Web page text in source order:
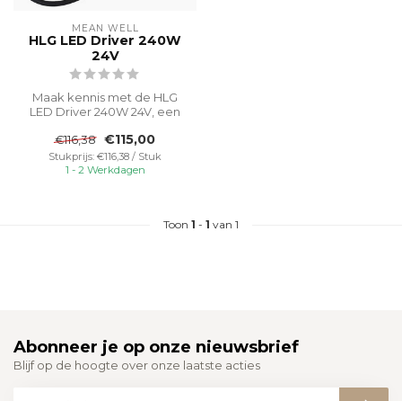
MEAN WELL
HLG LED Driver 240W
24V
Maak kennis met de HLG
LED Driver 240W 24V, een
stroomo...
€116,38 €115,00
Stukprijs: €116,38 / Stuk
1 - 2 Werkdagen
Toon 1 - 1 van 1
Abonneer je op onze nieuwsbrief
Blijf op de hoogte over onze laatste acties